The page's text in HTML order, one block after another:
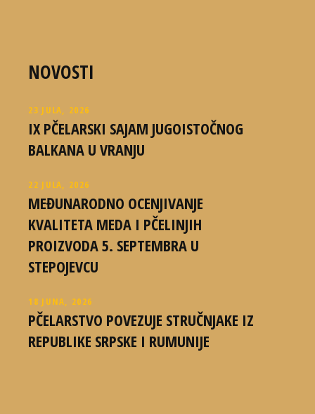
NOVOSTI
23 JULA, 2026
IX PČELARSKI SAJAM JUGOISTOČNOG
BALKANA U VRANJU
22 JULA, 2026
MEĐUNARODNO OCENJIVANJE
KVALITETA MEDA I PČELINJIH
PROIZVODA 5. SEPTEMBRA U
STEPOJEVCU
18 JUNA, 2026
PČELARSTVO POVEZUJE STRUČNJAKE IZ
REPUBLIKE SRPSKE I RUMUNIJE